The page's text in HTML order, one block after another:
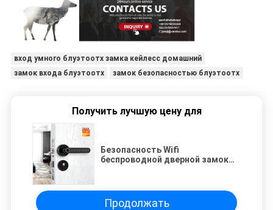
вход умного блуэтоотх замка кейлесс домашний
замок входа блуэтоотх
замок безопасностью блуэтоотх
Получить лучшую цену для
Безопасность Wifi
беспроводной дверной замок
отпечатками пальцев ручки
замок
Продолжать